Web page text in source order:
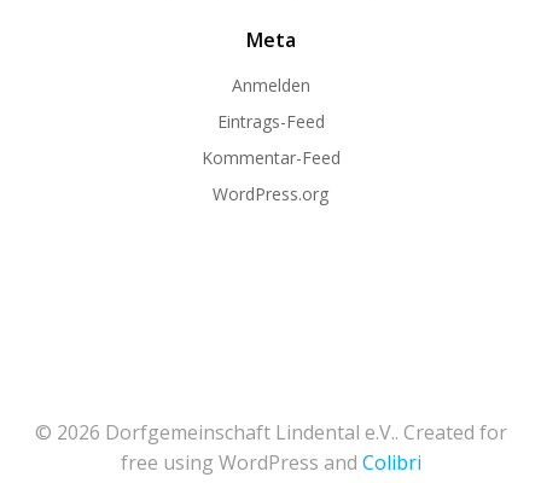
Meta
Anmelden
Eintrags-Feed
Kommentar-Feed
WordPress.org
© 2026 Dorfgemeinschaft Lindental e.V.. Created for
free using WordPress and Colibri